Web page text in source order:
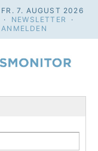
FR. 7. AUGUST 2026
· NEWSLETTER
·
ANMELDEN